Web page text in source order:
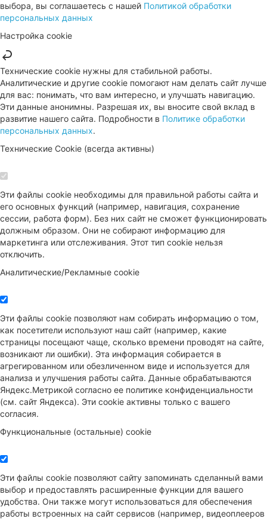
выбора, вы соглашаетесь с нашей Политикой обработки
персональных данных
Настройка cookie
Технические cookie нужны для стабильной работы.
Аналитические и другие cookie помогают нам делать сайт лучше
для вас: понимать, что вам интересно, и улучшать навигацию.
Эти данные анонимны. Разрешая их, вы вносите свой вклад в
развитие нашего сайта. Подробности в Политике обработки
персональных данных.
Технические Cookie (всегда активны)
Эти файлы cookie необходимы для правильной работы сайта и
его основных функций (например, навигация, сохранение
сессии, работа форм). Без них сайт не сможет функционировать
должным образом. Они не собирают информацию для
маркетинга или отслеживания. Этот тип cookie нельзя
отключить.
Аналитические/Рекламные cookie
Эти файлы cookie позволяют нам собирать информацию о том,
как посетители используют наш сайт (например, какие
страницы посещают чаще, сколько времени проводят на сайте,
возникают ли ошибки). Эта информация собирается в
агрегированном или обезличенном виде и используется для
анализа и улучшения работы сайта. Данные обрабатываются
Яндекс.Метрикой согласно ее политике конфиденциальности
(см. сайт Яндекса). Эти cookie активны только с вашего
согласия.
Функциональные (остальные) cookie
Эти файлы cookie позволяют сайту запоминать сделанный вами
выбор и предоставлять расширенные функции для вашего
удобства. Они также могут использоваться для обеспечения
работы встроенных на сайт сервисов (например, видеоплееров